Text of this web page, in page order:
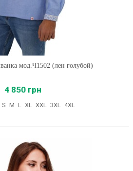
мод.Ч1502 (лен голубой)
4 850 грн
S M L XL XXL 3XL 4XL